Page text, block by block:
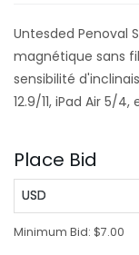
Untesded Penoval
magnétique sans
sensibilité
12.9/11, iPad Air 5/
Place Bid
USD
Minimum Bid: $7.00